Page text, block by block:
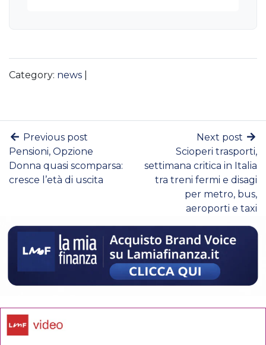
Category: news
Previous post
Pensioni, Opzione
Donna quasi scomparsa:
cresce l’età di uscita
Next post
Scioperi trasporti,
settimana critica in Italia
tra treni fermi e disagi
per metro, bus,
aeroporti e taxi